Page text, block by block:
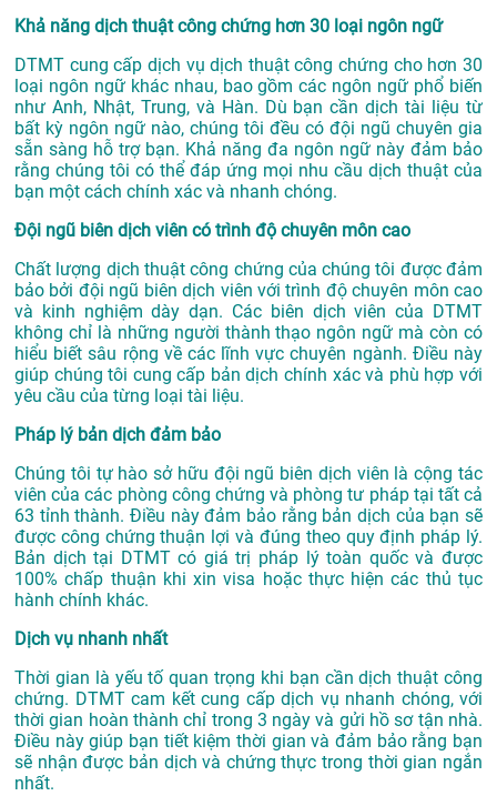
Khả năng dịch thuật công chứng hơn 30 loại ngôn ngữ
DTMT cung cấp dịch vụ dịch thuật công chứng cho hơn 30
loại ngôn ngữ khác nhau, bao gồm các ngôn ngữ phổ biến
như Anh, Nhật, Trung, và Hàn. Dù bạn cần dịch tài liệu từ
bất kỳ ngôn ngữ nào, chúng tôi đều có đội ngũ chuyên gia
sẵn sàng hỗ trợ bạn. Khả năng đa ngôn ngữ này đảm bảo
rằng chúng tôi có thể đáp ứng mọi nhu cầu dịch thuật của
bạn một cách chính xác và nhanh chóng.
Đội ngũ biên dịch viên có trình độ chuyên môn cao
Chất lượng dịch thuật công chứng của chúng tôi được đảm
bảo bởi đội ngũ biên dịch viên với trình độ chuyên môn cao
và kinh nghiệm dày dạn. Các biên dịch viên của DTMT
không chỉ là những người thành thạo ngôn ngữ mà còn có
hiểu biết sâu rộng về các lĩnh vực chuyên ngành. Điều này
giúp chúng tôi cung cấp bản dịch chính xác và phù hợp với
yêu cầu của từng loại tài liệu.
Pháp lý bản dịch đảm bảo
Chúng tôi tự hào sở hữu đội ngũ biên dịch viên là cộng tác
viên của các phòng công chứng và phòng tư pháp tại tất cả
63 tỉnh thành. Điều này đảm bảo rằng bản dịch của bạn sẽ
được công chứng thuận lợi và đúng theo quy định pháp lý.
Bản dịch tại DTMT có giá trị pháp lý toàn quốc và được
100% chấp thuận khi xin visa hoặc thực hiện các thủ tục
hành chính khác.
Dịch vụ nhanh nhất
Thời gian là yếu tố quan trọng khi bạn cần dịch thuật công
chứng. DTMT cam kết cung cấp dịch vụ nhanh chóng, với
thời gian hoàn thành chỉ trong 3 ngày và gửi hồ sơ tận nhà.
Điều này giúp bạn tiết kiệm thời gian và đảm bảo rằng bạn
sẽ nhận được bản dịch và chứng thực trong thời gian ngắn
nhất.